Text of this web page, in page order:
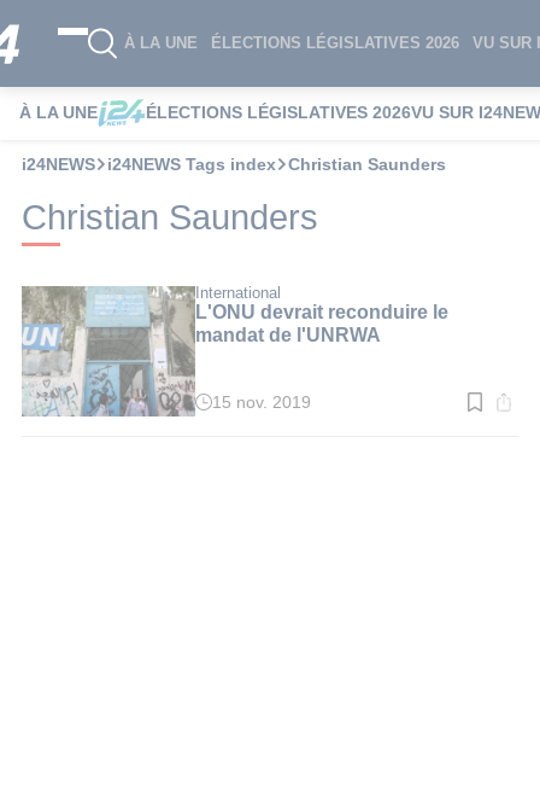
À LA UNE ÉLECTIONS LÉGISLATIVES 2026 VU SUR
À LA UNE ÉLECTIONS LÉGISLATIVES 2026VU SUR
i24NEWS i24NEWS Tags index Christian Saunders
Christian Saunders
International
L'ONU devrait reconduire le
mandat de l'UNRWA
Temps
15 nov. 2019